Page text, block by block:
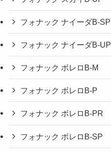
フォナック ナイーダB-SP
フォナック ナイーダB-UP
フォナック ボレロB-M
フォナック ボレロB-P
フォナック ボレロB-PR
フォナック ボレロB-SP